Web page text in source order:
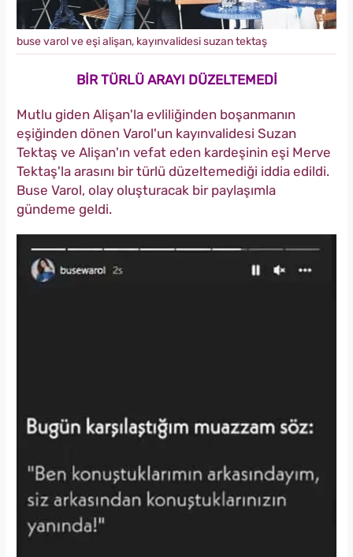
buse varol ve eşi alişan, kayınvalidesi suzan tektaş
BİR TÜRLÜ ARAYI DÜZELTEMEDİ
Mutlu giden Alişan'la evliliğinden boşanmanın
eşiğinden dönen Varol'un kayınvalidesi Suzan
Tektaş ve Alişan'ın vefat eden kardeşinin eşi Merve
Tektaş'la arasını bir türlü düzeltemediği iddia edildi.
Buse Varol, olay oluşturacak bir paylaşımla
gündeme geldi.